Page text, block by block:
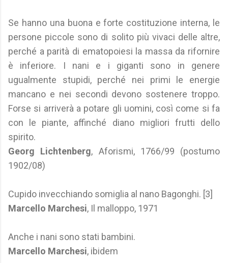
Se hanno una buona e forte costituzione interna, le
persone piccole sono di solito più vivaci delle altre,
perché a parità di ematopoiesi la massa da rifornire
è inferiore. I nani e i giganti sono in genere
ugualmente stupidi, perché nei primi le energie
mancano e nei secondi devono sostenere troppo.
Forse si arriverà a potare gli uomini, così come si fa
con le piante, affinché diano migliori frutti dello
spirito.
Georg Lichtenberg, Aforismi, 1766/99 (postumo
1902/08)
Cupido invecchiando somiglia al nano Bagonghi. [3]
Marcello Marchesi, Il malloppo, 1971
Anche i nani sono stati bambini.
Marcello Marchesi, ibidem